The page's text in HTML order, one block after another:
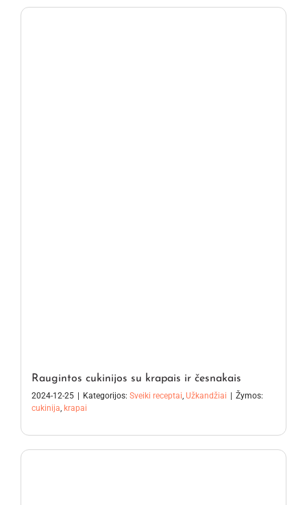
Raugintos cukinijos su krapais ir česnakais
2024-12-25 Kategorijos: Sveiki receptai, Užkandžiai
Žymos:
cukinija, krapai